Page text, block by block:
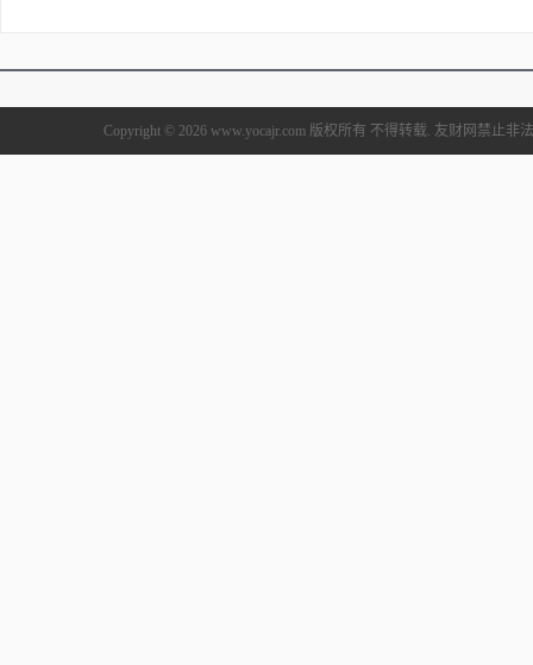
Copyright © 2026 www.yocajr.com 版权所有 不得转载. 友财网禁止非